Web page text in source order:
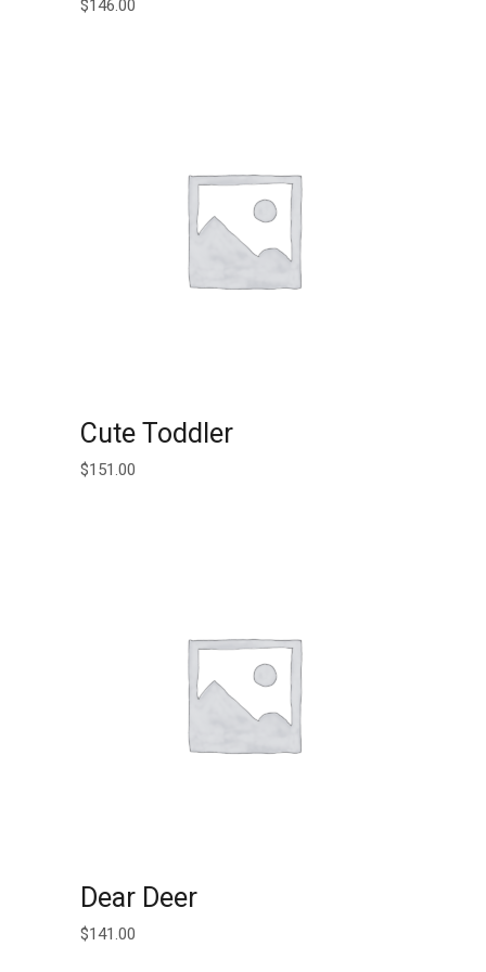
$146.00
AJOUTER AU PANIER
Cute Toddler
$151.00
Dear Deer
$141.00